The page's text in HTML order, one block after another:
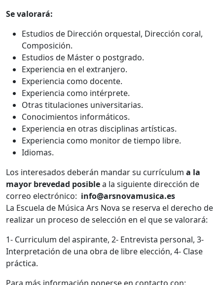
Se valorará:
Estudios de Dirección orquestal, Dirección coral,
Composición.
Estudios de Máster o postgrado.
Experiencia en el extranjero.
Experiencia como docente.
Experiencia como intérprete.
Otras titulaciones universitarias.
Conocimientos informáticos.
Experiencia en otras disciplinas artísticas.
Experiencia como monitor de tiempo libre.
Idiomas.
Los interesados deberán mandar su currículum a la
mayor brevedad posiblea la siguiente dirección de
correo electrónico: info@arsnovamusica.es
La Escuela de Música Ars Nova se reserva el derecho de
realizar un proceso de selección en el que se valorará:
1- Curriculum del aspirante, 2- Entrevista personal, 3-
Interpretación de una obra de libre elección, 4- Clase
práctica.